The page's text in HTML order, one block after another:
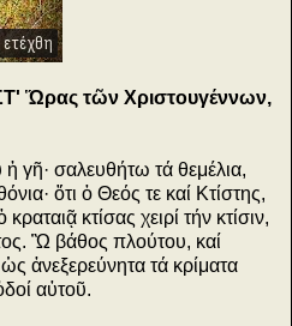
Ὥρας τῶν Χριστουγέννων,
γῆ· σαλευθήτω τά θεμέλια,
ὅτι ὁ Θεός τε καί Κτίστης,
κτίσας χειρί τήν κτίσιν,
Ὢ βάθος πλούτου, καί
ἀνεξερεύνητα τά κρίματα
αὐτοῦ.